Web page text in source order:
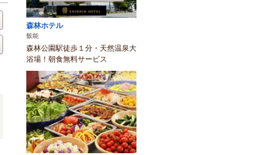
森林ホテル
飯能
森林公園駅徒歩１分・天然温泉大
浴場！朝食無料サービス